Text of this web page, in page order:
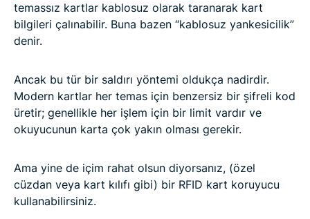
temassız kartlar kablosuz olarak taranarak kart
bilgileri çalınabilir. Buna bazen “kablosuz yankesicilik”
denir.
Ancak bu tür bir saldırı yöntemi oldukça nadirdir.
Modern kartlar her temas için benzersiz bir şifreli kod
üretir; genellikle her işlem için bir limit vardır ve
okuyucunun karta çok yakın olması gerekir.
Ama yine de içim rahat olsun diyorsanız, (özel
cüzdan veya kart kılıfı gibi) bir RFID kart koruyucu
kullanabilirsiniz.